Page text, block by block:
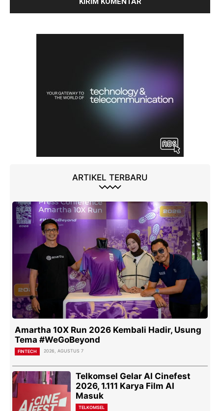
ARTIKEL TERBARU
Amartha 10X Run 2026 Kembali Hadir, Usung
Tema #WeGoBeyond
FINTECH 2026, AGUSTUS 7
Telkomsel Gelar AI Cinefest
2026, 1.111 Karya Film AI
Masuk
TELKOMSEL